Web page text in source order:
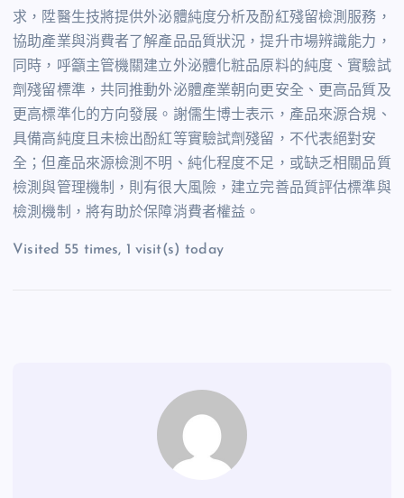
求，陞醫生技將提供外泌體純度分析及酚紅殘留檢測服務，
協助產業與消費者了解產品品質狀況，提升市場辨識能力，
同時，呼籲主管機關建立外泌體化粧品原料的純度、實驗試
劑殘留標準，共同推動外泌體產業朝向更安全、更高品質及
更高標準化的方向發展。謝儒生博士表示，產品來源合規、
具備高純度且未檢出酚紅等實驗試劑殘留，不代表絕對安
全；但產品來源檢測不明、純化程度不足，或缺乏相關品質
檢測與管理機制，則有很大風險，建立完善品質評估標準與
檢測機制，將有助於保障消費者權益。
Visited 55 times, 1 visit(s) today